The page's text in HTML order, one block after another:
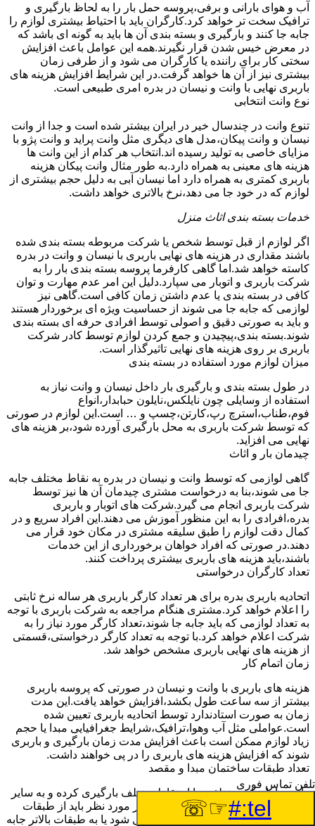
آب و هوای بارانی و برفی،پروسه حمل بار را به لحاظ بارگیری و
ترافیک سخت تر خواهد کرد.کارگران باید با احتیاط بیشتری لوازم را
جابه جا کنند و بارگیری و بسته بندی آن ها باید به گونه ای باشد که
در معرض خیس شدن قرار نگیرند.همه این عوامل باعث افزایش
سختی کار برای راننده یا کارگران می شود و از طرفی زمان
بیشتری نیز از آن ها خواهد گرفت.در این شرایط افزایش هزینه های
باربری نهایی با وانت و نیسان در بدره امری طبیعی است.
نوع وانت انتخابی
تنوع وانت در چندسال خیر در ایران بیشتر شده است و جدا از وانت
نیسان و وانت پیکان،مدل های دیگری مثل وانت پراید و وانت پژو با
مزایای خاصی به تولید رسیده اند.انتخاب هر کدام از این وانت ها
هزینه های معینی به همراه دارد.به طور مثال وانت پیکان هزینه
باربری کمتری به همراه دارد اما نیسان آبی به دلیل حجم بیشتری از
لوازم که در خود جا می دهد،نرخ بالاتری خواهد داشت.
خدمات بسته بندی اثاث منزل
اگر لوازم از قبل توسط شخص یا شرکت مربوطه بسته بندی شده
باشند مقداری در هزینه های نهایی باربری با نیسان و وانت در بدره
کاسته خواهد شد.اما گاهی کارفرما پروسه بسته بندی بار را به
شرکت باربری و اتوبار می سپارد.دلیل این امر عدم مهارت و توان
کافی در بسته بندی یا عدم داشتن زمان کافی است.گاهی نیز
لوازمی که جابه جا می شوند از حساسیت ویژه ای برخوردار هستند
و باید به صورتی دقیق و اصولی توسط افرادی حرفه ای بسته بندی
شوند.بسته بندی،پیچیدن و جمع کردن لوازم توسط کادر شرکت
باربری بر روی هزینه های نهایی تاثیرگذار است.
میزان لوازم مورد استفاده در بسته بندی
در طول بسته بندی و بارگیری بار داخل نیسان و وانت نیاز به
استفاده از وسایلی چون نایلکس،نایلون حبابدار،انواع
فوم،طناب،استرچ رپ،کارتن،چسپ و … است.این لوازم در صورتی
که توسط شرکت باربری به محل بارگیری آورده شود،بر هزینه های
نهایی می افزاید.
چیدمان بار و اثاث
گاهی لوازمی که توسط وانت و نیسان در بدره به نقاط مختلف جابه
جا می شوند،بنا به درخواست مشتری چیدمان آن ها نیز توسط
شرکت باربری انجام می گیرد.شرکت های اتوبار و باربری
بدره،افرادی را به این منظور آموزش می دهند.این افراد سریع و در
کمال دقت لوازم را طبق سلیقه مشتری در مکان خود قرار می
دهند.در صورتی که افراد خواهان برخورداری از این خدمات
باشند،باید هزینه های باربری بیشتری پرداخت کنند.
تعداد کارگران درخواستی
اتحادیه باربری بدره برای هر تعداد کارگر باربری هر ساله نرخ ثابتی
را اعلام خواهد کرد.مشتری هنگام مراجعه به شرکت باربری با توجه
به تعداد لوازمی که باید جابه جا شوند،تعداد کارگر مورد نیاز را به
شرکت اعلام خواهد کرد.با توجه به تعداد کارگر درخواستی،قسمتی
از هزینه های نهایی باربری مشخص خواهد شد.
زمان اتمام کار
هزینه های باربری با وانت و نیسان در صورتی که پروسه باربری
بیشتر از سه ساعت طول بکشد،افزایش خواهد یافت.این مدت
زمان به صورت استادندارد توسط اتحادیه باربری تعیین شده
است.عواملی مثل آب وهوا،ترافیک،شرایط جغرافیایی مبدا یا حجم
زیاد لوازم ممکن است باعث افزایش مدت زمان بارگیری و باربری
شوند که افزایش هزینه های باربری را در پی خواهند داشت.
تعداد طبقات ساختمان مبدا و مقصد
وانت ها بارهای مختلفی را از نقاط مختلف بارگیری کرده و به سایر
نقاط جابه جا می کنند.در اکثر مواقع بار مورد نظر باید از طبقات
همکف به بالای ساختمان به پایین منتقل شود یا به طبقات بالاتر جابه
تلفن تماس فوری
tel:#
☞☏